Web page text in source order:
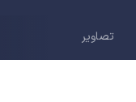
تصاویر